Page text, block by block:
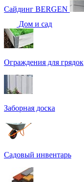
Сайдинг BERGEN
Дом и сад
Ограждения для грядок
Заборная доска
Садовый инвентарь